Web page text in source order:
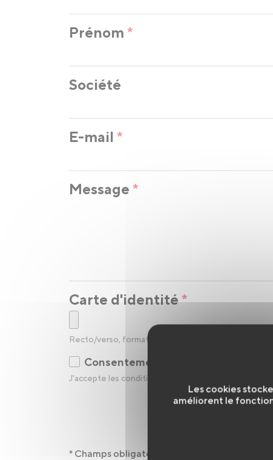
Prénom *
Société
E-mail *
Message *
Carte d'identité*
Recto/verso, format image ou pdf
Consentement
J'accepte les conditions générales d'utilisation liées à
* Champs obligatoires
Les cookies
améliorent le